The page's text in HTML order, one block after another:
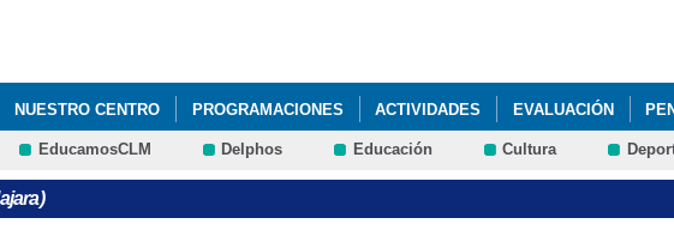
NUESTRO CENTRO PROGRAMACIONES ACTIVIDADES EVALUACIÓN
PROFESORES PROCESO DE ADMISIÓN ESO Y BACHILLERATO CURSO 2021-2022
INICIO DE CURSO 2020-2021
EducamosCLM Delphos Educación Cultura